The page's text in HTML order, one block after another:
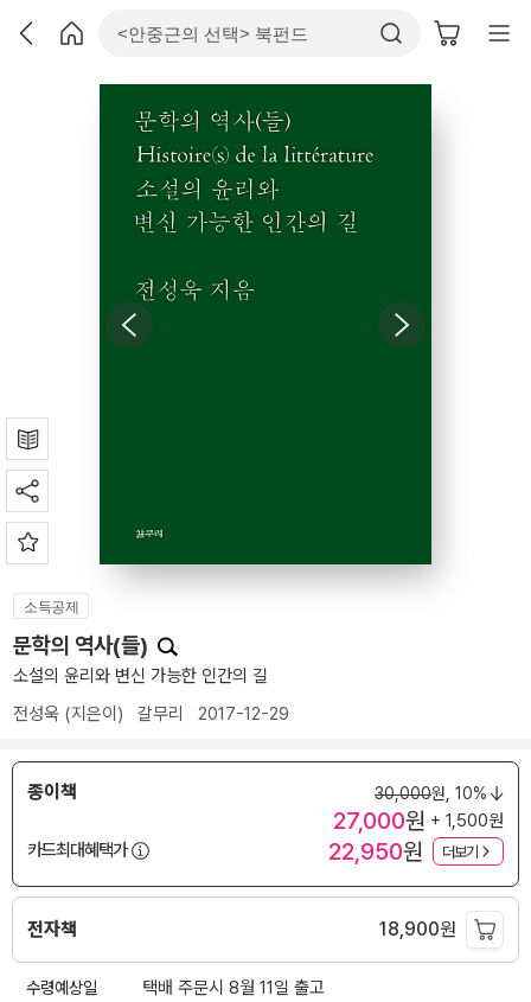
소득공제
문학의 역사(들)
소설의 윤리와 변신 가능한 인간의 길
전성욱 (지은이) 갈무리 2017-12-29
종이책 30,000원, 10%
27,000원 + 1,500원
카드최대혜택가
22,950원 더보기
전자책 18,900원
수령예상일
택배 주문시 8월 11일 출고